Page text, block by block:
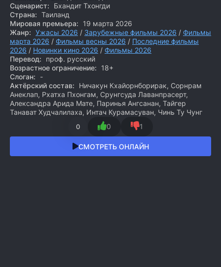
Сценарист:
Бхандит Тхонгди
Страна: Таиланд
Мировая премьера:
19 марта 2026
Жанр: Ужасы 2026 / Зарубежные фильмы 2026 / Фильмы
марта 2026 / Фильмы весны 2026 / Последние фильмы
2026 / Новинки кино 2026 / Фильмы 2026
Перевод:
проф. русский
Возрастное ограничение:
18+
Слоган:
-
Актёрский состав:
Ничакун Кхайорнборирак, Сорнрам
Анеклап, Рхатха Пхонгам, Срунгсуда Лаванпрасерт,
Александра Арида Мате, Паринья Ангсанан, Тайгер
Танават Худчалилаха, Интач Курамасуван, Чинь Ту Чунг
0 0 1
СМОТРЕТЬ ОНЛАЙН